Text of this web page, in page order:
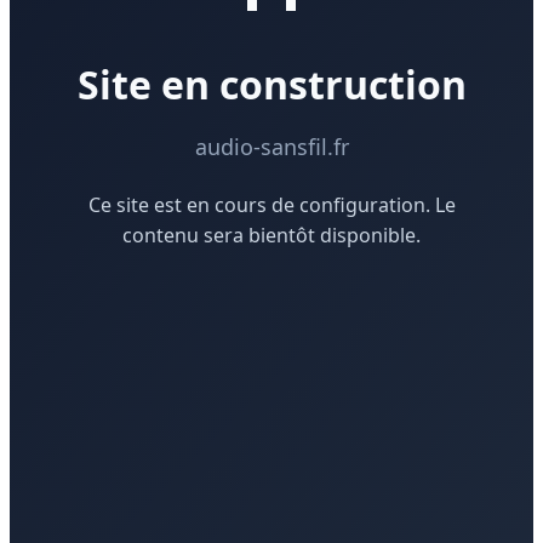
Site en construction
audio-sansfil.fr
Ce site est en cours de configuration. Le
contenu sera bientôt disponible.